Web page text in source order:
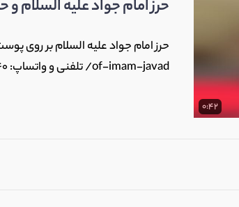
0:42
حرز امام جواد علیه السلام و
of-imam-javad/ تلفنی و واتساپ: 09129596340